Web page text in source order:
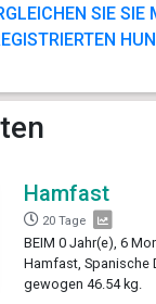
SIE SIE
Hamfast
20 Tage
BEIM 0 Jahr(e), 6
Hamfast, Spanische
gewogen 46.54 kg.